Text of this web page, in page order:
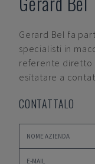
Gerard Bel fa
specialisti in
referente diretto
esitatare a
CONTATTALO